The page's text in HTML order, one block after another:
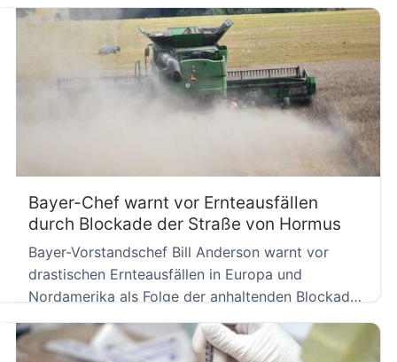
Bayer-Chef warnt vor Ernteausfällen
durch Blockade der Straße von Hormus
Bayer-Vorstandschef Bill Anderson warnt vor
drastischen Ernteausfällen in Europa und
Nordamerika als Folge der anhaltenden Blockade
der Straße […]